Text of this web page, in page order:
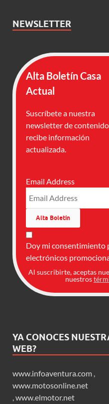
NEWSLETTER
Alta Boletín Casa
Actual
Suscríbete a nuestra
newsletter de
recibe información
actualizada.
Email Address
Doy mi consentimiento
electrónicos
Al suscribirte, aceptas
nuestros
YA CONOCES
WEB?
www.infoaventura.com ,
www.motosonline.net
,www.elmotor.net